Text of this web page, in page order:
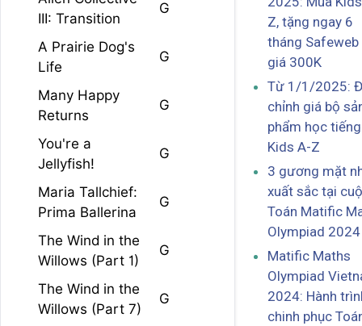
III: Transition
G
A Prairie Dog's
Life
G
Many Happy
Returns
G
You're a
Jellyfish!
G
Maria Tallchief:
Prima Ballerina
G
The Wind in the
Willows (Part 1)
G
The Wind in the
Willows (Part 7)
G
Z, tặng ngay 6
tháng
giá 300K
Từ 1/1/2025:
chỉnh giá bộ
phẩm học
Kids A-Z
3 gương mặt
xuất sắc tại
Toán Matific
Olympiad 2024
Matific Maths
Olympiad
2024: Hành
chinh phục